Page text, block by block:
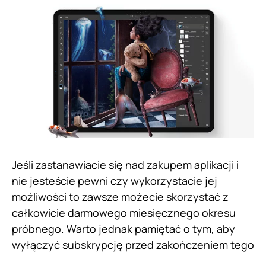
Jeśli zastanawiacie się nad zakupem aplikacji i
nie jesteście pewni czy wykorzystacie jej
możliwości to zawsze możecie skorzystać z
całkowicie darmowego miesięcznego okresu
próbnego. Warto jednak pamiętać o tym, aby
wyłączyć subskrypcję przed zakończeniem tego